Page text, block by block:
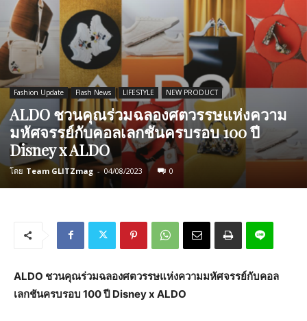
Fashion Update Flash News LIFESTYLE NEW PRODUCT​
ALDO ชวนคุณร่วมฉลองศตวรรษแห่งความ
มหัศจรรย์กับคอลเลกชันครบรอบ 100 ปี
Disney x ALDO
โดย Team GLITZmag - 04/08/2023 0
ALDO ชวนคุณร่วมฉลองศตวรรษแห่งความมหัศจรรย์กับคอล
เลกชันครบรอบ 100 ปี Disney x ALDO